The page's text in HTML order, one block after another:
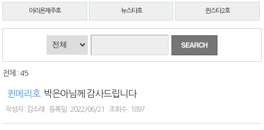
아리온제주호 뉴스타호 퀸스타2호
전체 : 45
퀸메리호 박은아님께 감사드립니다
김소래 2022/06/21 1897